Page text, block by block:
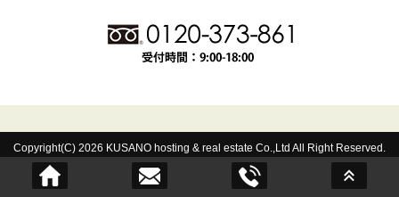
Copyright(C) 2026 KUSANO hosting & real estate Co.,Ltd All Right Reserved.